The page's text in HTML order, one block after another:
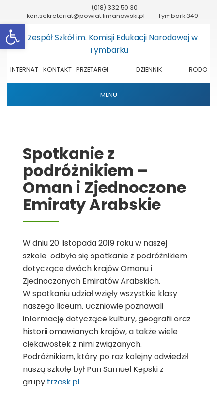
(018) 332 50 30
ken.sekretariat@powiat.limanowski.pl
Tymbark 349
INTERNAT KONTAKT PRZETARGI
DZIENNIK
RODO
MENU
Spotkanie z
podróżnikiem –
Oman i Zjednoczone
Emiraty Arabskie
W dniu 20 listopada 2019 roku w naszej
szkole odbyło się spotkanie z podróżnikiem
dotyczące dwóch krajów Omanu i
Zjednoczonych Emiratów Arabskich.
W spotkaniu udział wzięły wszystkie klasy
naszego liceum. Uczniowie poznawali
informację dotyczące kultury, geografii oraz
historii omawianych krajów, a także wiele
ciekawostek z nimi związanych.
Podróżnikiem, który po raz kolejny odwiedził
naszą szkołę był Pan Samuel Kępski z
grupy trzask.pl.
Otwórz pasek narzędzi